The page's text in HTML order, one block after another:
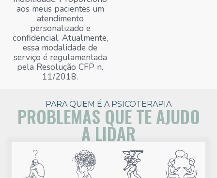
aos meus pacientes um
atendimento
personalizado e
confidencial. Atualmente,
essa modalidade de
serviço é regulamentada
pela Resolução CFP n.
11/2018.
PARA QUEM É A PSICOTERAPIA
PROBLEMAS QUE TE AJUDO
A LIDAR